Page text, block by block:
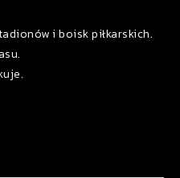
i boisk piłkarskich.